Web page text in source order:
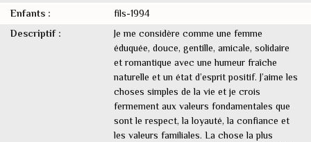
Enfants :
fils-1994
Descriptif :
Je me considère comme une femme
éduquée, douce, gentille, amicale, solidaire
et romantique avec une humeur fraîche
naturelle et un état d’esprit positif. J’aime les
choses simples de la vie et je crois
fermement aux valeurs fondamentales que
sont le respect, la loyauté, la confiance et
les valeurs familiales. La chose la plus